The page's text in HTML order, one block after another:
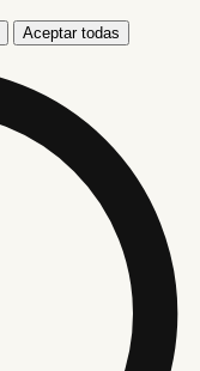
Aceptar todas